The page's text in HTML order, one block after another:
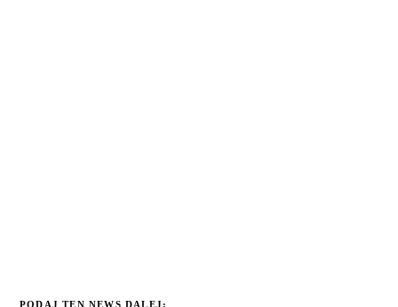
PODAJ TEN NEWS DALEJ: